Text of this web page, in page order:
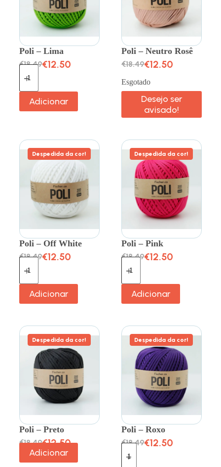
Poli – Lima
€18.49€12.50
Adicionar
Poli – Neutro Rosê
€18.49€12.50
Esgotado
Desejo ser
avisado!
Despedida da cor!
Poli – Off White
€18.49€12.50
Adicionar
Despedida da cor!
Poli – Pink
€18.49€12.50
Adicionar
Despedida da cor!
Poli – Preto
€18.49€12.50
Adicionar
Despedida da cor!
Poli – Roxo
€18.49€12.50